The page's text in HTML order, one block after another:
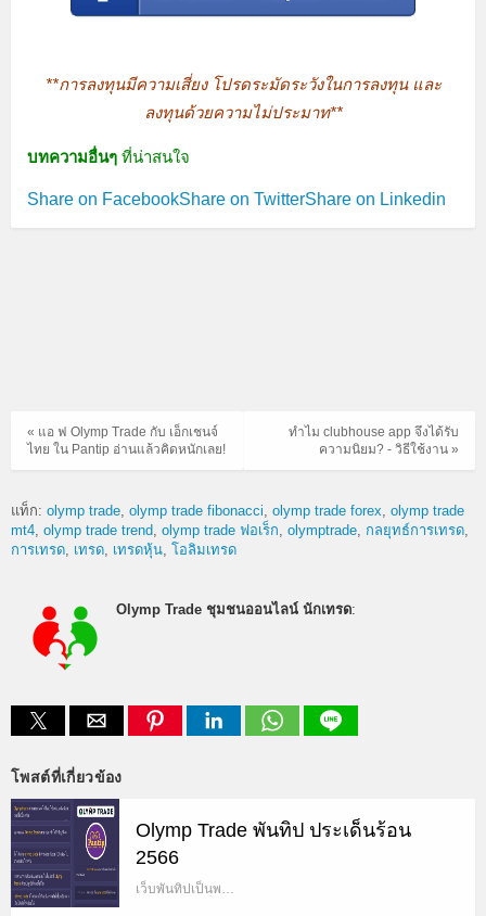
**การลงทุนมีความเสี่ยง โปรดระมัดระวังในการลงทุน และ
ลงทุนด้วยความไม่ประมาท**
บทความอื่นๆ ที่น่าสนใจ
Share on FacebookShare on TwitterShare on Linkedin
ทำไม clubhouse app จึงได้รับ
ความนิยม? - วิธีใช้งาน »
« แอ ฟ Olymp Trade กับ เอ็กเชนจ์
ไทย ใน Pantip อ่านแล้วคิดหนักเลย!
แท็ก: olymp trade olymp trade fibonacci olymp trade forex olymp trade
mt4 olymp trade trend olymp trade ฟอเร็ก olymptrade กลยุทธ์การเทรด
การเทรด เทรด เทรดหุ้น โอลิมเทรด
Olymp Trade ชุมชนออนไลน์ นักเทรด:
โพสต์ที่เกี่ยวข้อง
Olymp Trade พันทิป ประเด็นร้อน
2566
เว็บพันทิปเป็นพ…